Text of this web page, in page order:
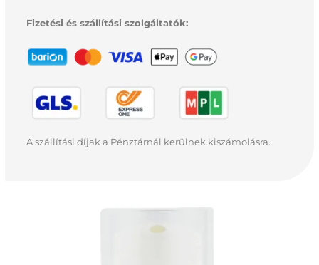
Fizetési és szállítási szolgáltatók:
A szállítási díjak a Pénztárnál kerülnek kiszámolásra.